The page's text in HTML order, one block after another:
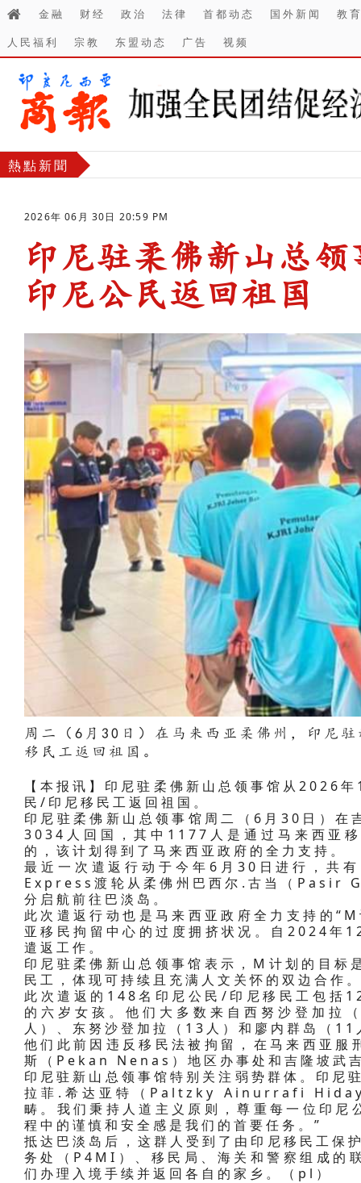
金融 财经 政治 法律 首都动态 国外新闻
教
人民福利
宗教 东盟动态 广告 视频
熱點新聞
2026年 06月 30日 20:59 PM
印尼驻柔佛新山总
印尼公民返回祖国
周二（6月30日）在马来西亚柔佛州，印尼
移民工返回祖国。
【本报讯】印尼驻柔佛新山总领事馆从2026
民/印尼移民工返回祖国。
印尼驻柔佛新山总领事馆周二（6月30日）在
3034人回国，其中1177人是通过马来西亚
的，该计划得到了马来西亚政府的全力支持。
最近一次遣返行动于今年6月30日进行，共
Express渡轮从柔佛州巴西尔.古当（Pasir
分启航前往巴淡岛。
此次遣返行动也是马来西亚政府全力支持的
亚移民拘留中心的过度拥挤状况。自2024年
遣返工作。
印尼驻柔佛新山总领事馆表示，M计划的目
民工，体现可持续且充满人文关怀的双边合作
此次遣返的148名印尼公民/印尼移民工包括
的六岁女孩。他们大多数来自西努沙登加拉
人）、东努沙登加拉（13人）和廖内群岛（
他们此前因违反移民法被拘留，在马来西亚
斯（Pekan Nenas）地区办事处和吉隆坡
印尼驻新山总领事馆特别关注弱势群体。印尼
拉菲.希达亚特（Paltzky Ainurrafi
畴。我们秉持人道主义原则，尊重每一位印
程中的谨慎和安全感是我们的首要任务。”
抵达巴淡岛后，这群人受到了由印尼移民工
务处（P4MI）、移民局、海关和警察组成的
们办理入境手续并返回各自的家乡。（pl）